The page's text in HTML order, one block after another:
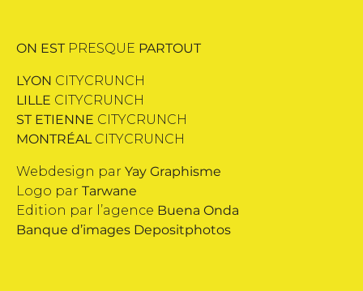
ON EST PRESQUE PARTOUT
LYON CITYCRUNCH
LILLE CITYCRUNCH
ST ETIENNE CITYCRUNCH
MONTRÉAL CITYCRUNCH
Webdesign par Yay Graphisme
Logo par Tarwane
Edition par l’agence Buena Onda
Banque d’images Depositphotos